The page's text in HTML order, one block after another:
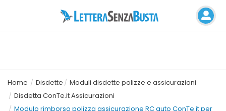
Home Disdette
Moduli disdette polizze e assicurazioni
Disdetta ConTe.it Assicurazioni
Modulo rimborso polizza assicurazione RC auto ConTe.it per